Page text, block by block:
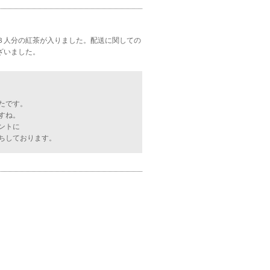
分の紅茶が入りました。配送に関しての
ました。
す。
。
トに
ております。